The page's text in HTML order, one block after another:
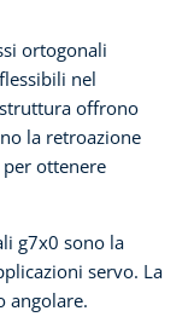
ortogonali
nel
offrono
la retroazione
ottenere
g7x0 sono la
servo. La
angolare.